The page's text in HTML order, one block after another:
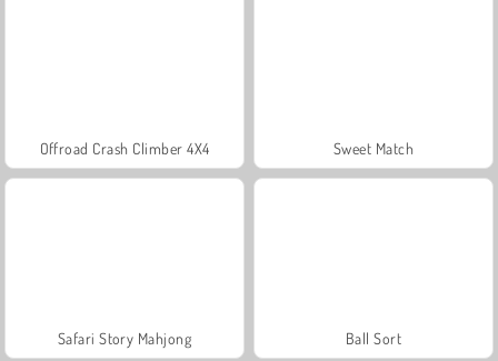
Offroad Crash Climber 4X4 Sweet Match
Safari Story Mahjong Ball Sort